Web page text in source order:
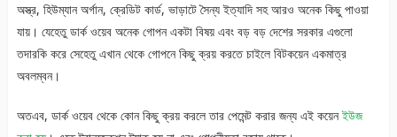
অস্ত্র, হিউম্যান অর্গান, ক্রেডিট কার্ড, ভাড়াটে সৈন্য ইত্যাদি সহ আরও অনেক কিছু পাওয়া
যায়। যেহেতু ডার্ক ওয়েব অনেক গোপন একটা বিষয় এবং বড় বড় দেশের সরকার এগুলো
তদারকি করে সেহেতু এখান থেকে গোপনে কিছু ক্রয় করতে চাইলে বিটকয়েন একমাত্র
অবলম্বন।
অতএব, ডার্ক ওয়েব থেকে কোন কিছু ক্রয় করলে তার পেমেন্ট করার জন্য এই কয়েনইউজ